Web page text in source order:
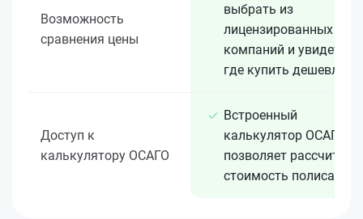
Возможность
сравнения цены
выбрать из
лицензированных 15+
компаний и увидеть,
где купить дешевле
Доступ к
калькулятору ОСАГО
Встроенный
калькулятор ОСАГО
позволяет рассчитать
стоимость полиса